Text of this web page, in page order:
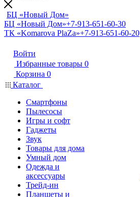
БЦ «Новый Дом»
БЦ «Новый Дом»+7-913-651-60-30
ТК «Komarova PlaZa»+7-913-651-60-20
Войти
Избранные товары 0
Корзина 0
Каталог
Смартфоны
Пылесосы
Игры и софт
Гаджеты
Звук
Товары для дома
Умный дом
Одежда и
аксессуары
Трейд-ин
Планшеты и